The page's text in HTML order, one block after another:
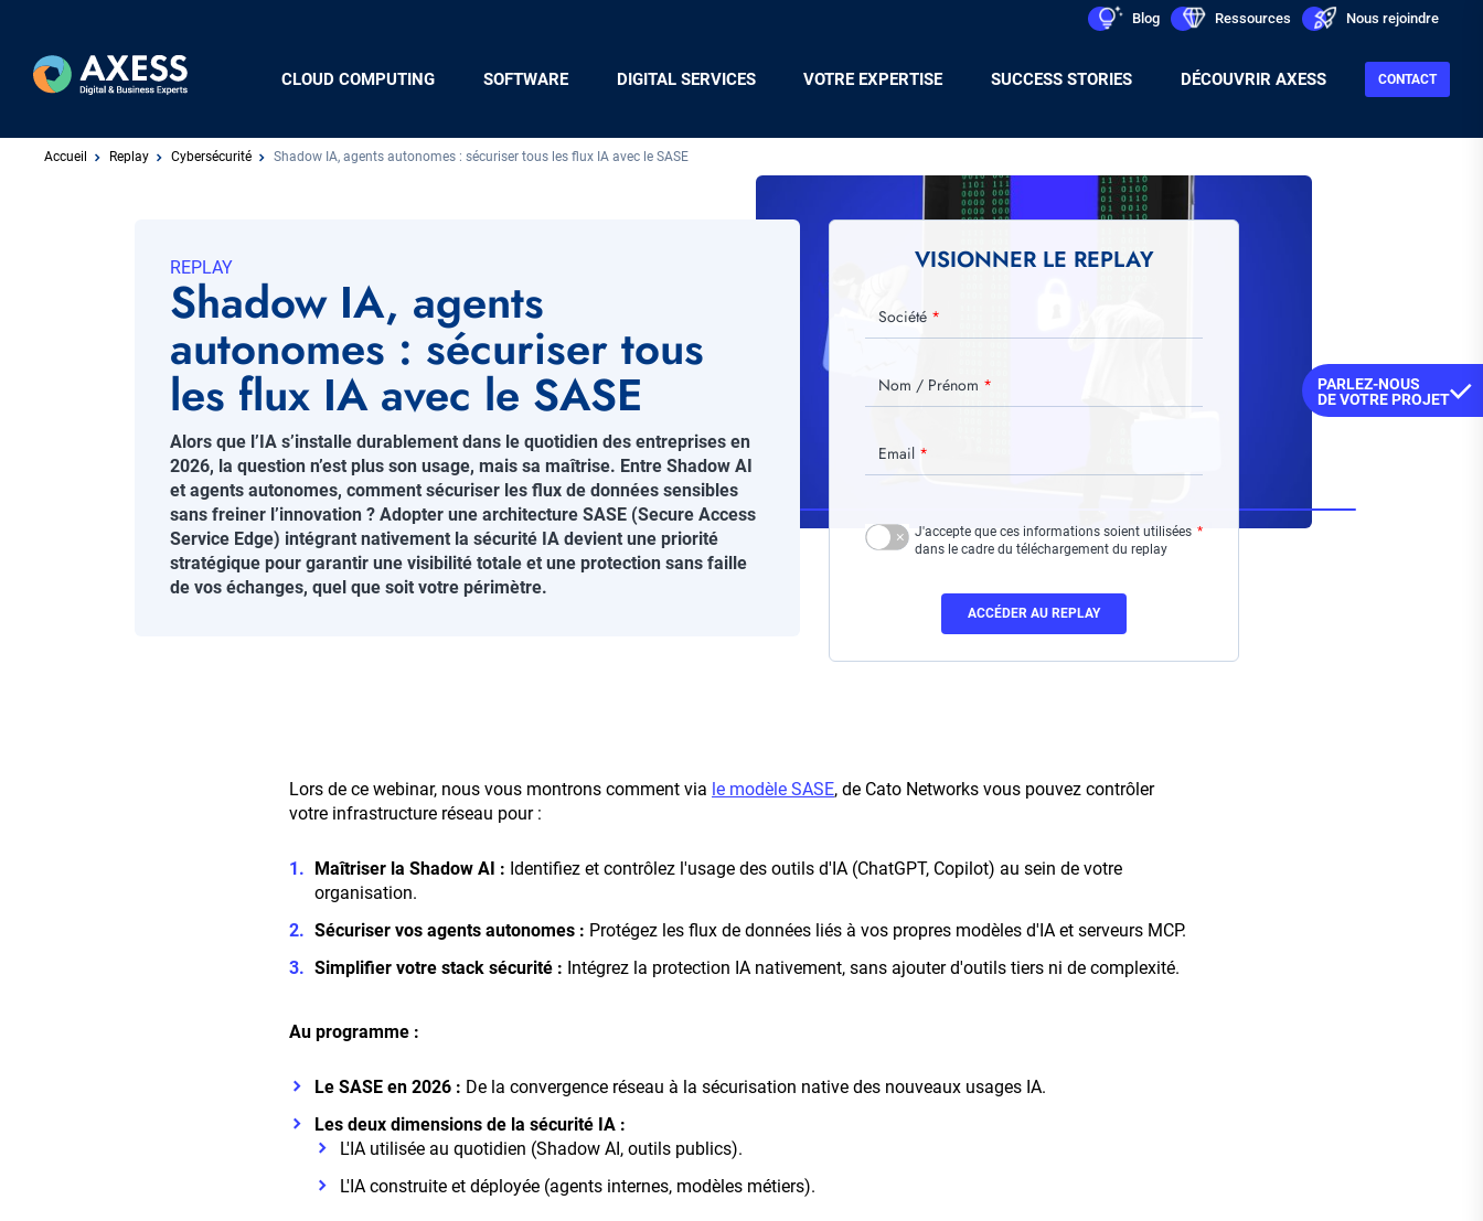
contenu
principal
Blog
icon Ressources
icon Nous rejoindre
icon
principale
CLOUD COMPUTING SOFTWARE DIGITAL SERVICES VOTRE EXPERTISE SUCCESS STORIES DÉCOUVRIR AXESS CONTACT
Accueil Replay Cybersécurité Shadow IA, agents autonomes : sécuriser tous les flux IA avec le SASE
REPLAY
Shadow IA, agents
autonomes : sécuriser tous
les flux IA avec le SASE
Chapo
Alors que l’IA s’installe durablement dans le quotidien des entreprises en
2026, la question n’est plus son usage, mais sa maîtrise. Entre Shadow AI
et agents autonomes, comment sécuriser les flux de données sensibles
sans freiner l’innovation ? Adopter une architecture SASE (Secure Access
Service Edge) intégrant nativement la sécurité IA devient une priorité
stratégique pour garantir une visibilité totale et une protection sans faille
de vos échanges, quel que soit votre périmètre.
Visuel
VISIONNER LE REPLAY
Société
Nom / Prénom
Email
J'accepte que ces informations soient utilisées
dans le cadre du téléchargement du replay
Lors de ce webinar, nous vous montrons comment via le modèle SASE, de Cato Networks vous pouvez contrôler
votre infrastructure réseau pour :
Maîtriser la Shadow AI : Identifiez et contrôlez l'usage des outils d'IA (ChatGPT, Copilot) au sein de votre
organisation.
Sécuriser vos agents autonomes : Protégez les flux de données liés à vos propres modèles d'IA et serveurs MCP.
Simplifier votre stack sécurité : Intégrez la protection IA nativement, sans ajouter d'outils tiers ni de complexité.
Au programme :
Le SASE en 2026 : De la convergence réseau à la sécurisation native des nouveaux usages IA.
Les deux dimensions de la sécurité IA :
L'IA utilisée au quotidien (Shadow AI, outils publics).
L'IA construite et déployée (agents internes, modèles métiers).
PARLEZ-NOUS
DE VOTRE PROJET